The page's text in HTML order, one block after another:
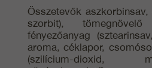
Összetevők
szorbit),
fényezőanyag
aroma, céklapor,
(szilícium-dioxid,